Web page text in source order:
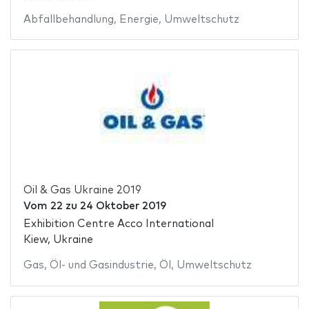
Abfallbehandlung, Energie, Umweltschutz
Oil & Gas Ukraine 2019
Vom 22 zu 24 Oktober 2019
Exhibition Centre Acco International
Kiew, Ukraine
Gas, Öl- und Gasindustrie, Öl , Umweltschutz